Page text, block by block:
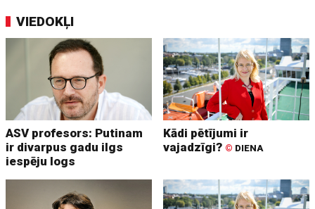
VIEDOKĻI
ASV profesors: Putinam
ir divarpus gadu ilgs
iespēju logs
Kādi pētījumi ir
vajadzīgi? © DIENA